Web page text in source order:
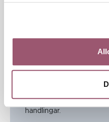
Fakta lag mot
Psykiskt våld enligt 4
tvång eller otillbörlig
allvarligt skada
Det är viktigt att se
handlingar.